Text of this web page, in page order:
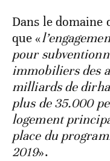
Dans le domaine
que «
pour
immobiliers des
milliards de
plus de 35.000
logement
place du
2019».